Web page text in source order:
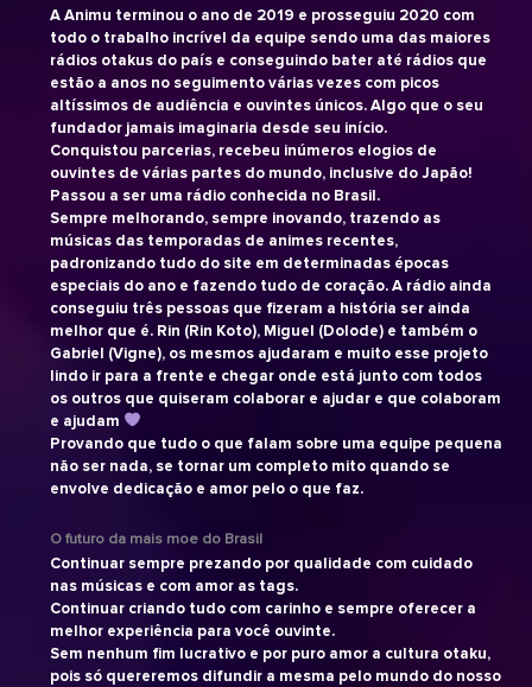
A Animu terminou o ano de 2019 e prosseguiu 2020 com
todo o trabalho incrível da equipe sendo uma das maiores
rádios otakus do país e conseguindo bater até rádios que
estão a anos no seguimento várias vezes com picos
altíssimos de audiência e ouvintes únicos. Algo que o seu
fundador jamais imaginaria desde seu início.
Conquistou parcerias, recebeu inúmeros elogios de
ouvintes de várias partes do mundo, inclusive do Japão!
Passou a ser uma rádio conhecida no Brasil.
Sempre melhorando, sempre inovando, trazendo as
músicas das temporadas de animes recentes,
padronizando tudo do site em determinadas épocas
especiais do ano e fazendo tudo de coração. A rádio ainda
conseguiu três pessoas que fizeram a história ser ainda
melhor que é. Rin (Rin Koto), Miguel (Dolode) e também o
Gabriel (Vigne), os mesmos ajudaram e muito esse projeto
lindo ir para a frente e chegar onde está junto com todos
os outros que quiseram colaborar e ajudar e que colaboram
e ajudam
Provando que tudo o que falam sobre uma equipe pequena
não ser nada, se tornar um completo mito quando se
envolve dedicação e amor pelo o que faz.
O futuro da mais moe do Brasil
Continuar sempre prezando por qualidade com cuidado
nas músicas e com amor as tags.
Continuar criando tudo com carinho e sempre oferecer a
melhor experiência para você ouvinte.
Sem nenhum fim lucrativo e por puro amor a cultura otaku,
pois só quereremos difundir a mesma pelo mundo do nosso